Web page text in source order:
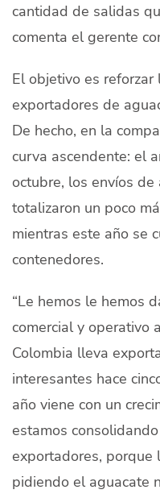
cantidad de salidas
comenta el gerente
El objetivo es
exportadores de
De hecho, en la
curva ascendente: el
octubre, los envíos
totalizaron un poco
mientras este año se
contenedores.
“Le hemos le hemos
comercial y operativo
Colombia lleva
interesantes hace
año viene con un
estamos
exportadores, porque
pidiendo el aguacate